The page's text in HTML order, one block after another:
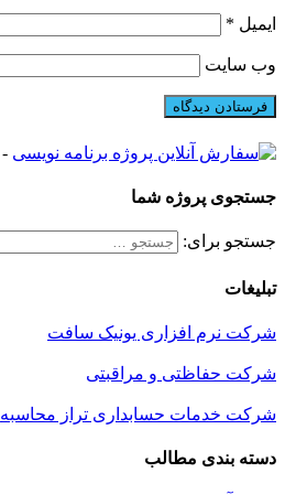
ایمیل *
وب‌ سایت
-
جستجوی پروژه شما
جستجو برای:
تبلیغات
شرکت نرم افزاری یونیک سافت
شرکت حفاظتی و مراقبتی
شرکت خدمات حسابداری تراز محاسبه
دسته بندی مطالب